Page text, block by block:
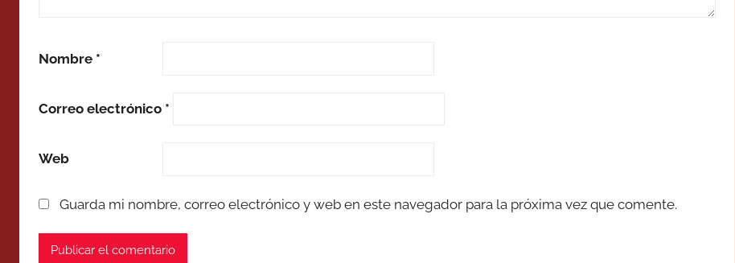
Nombre *
Correo electrónico *
Web
Guarda mi nombre, correo electrónico y web en este navegador para la próxima vez que comente.